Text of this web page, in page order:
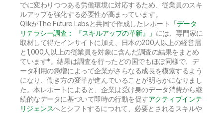
でに変わりつつある労働環境に対応するため、従業員のスキ
ルアップを強化する必要性が高まっています。
QlikがThe Future Labsと共同で作成したレポート
「データ
リテラシー調査： 『スキルアップの革新』」 には、専門家に
取材して得たインサイトに加え、日本の200人以上の経営層
と1,000人以上の従業員を対象に含んだ調査の結果をまとめ
ています*。結果は調査を行ったどの国でもほぼ同様で、デ
ータ利用の急増によって企業がさらなる成長を模索するよう
になり、働き方の変革が進んでいることが明らかになりまし
た。本レポートによると、企業は受け身のデータ消費から継
続的なデータに基づいて即時の行動を促すアクティブインテ
リジェンスへとシフトするにつれて、必要とされるスキルや